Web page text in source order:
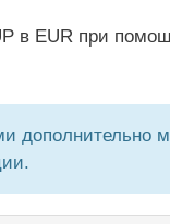
в EUR при
дополнительно